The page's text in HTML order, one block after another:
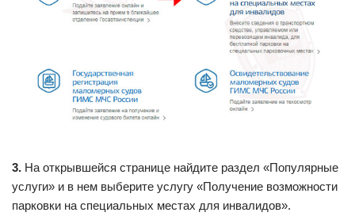
3. На открывшейся странице найдите раздел «Популярные
услуги» и в нем выберите услугу «Получение возможности
парковки на специальных местах для инвалидов».